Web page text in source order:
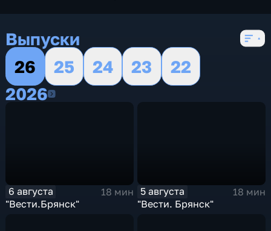
Выпуски
26
25 24 23
22
20262026
6 августа
18 мин
"Вести.Брянск"
5 августа
18 мин
"Вести. Брянск"